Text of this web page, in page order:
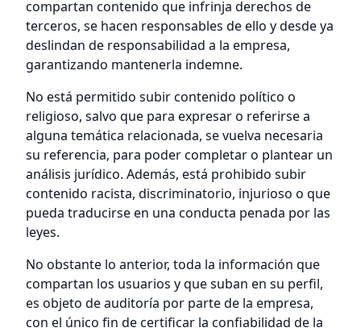
compartan contenido que infrinja derechos de
terceros, se hacen responsables de ello y desde ya
deslindan de responsabilidad a la empresa,
garantizando mantenerla indemne.
No está permitido subir contenido político o
religioso, salvo que para expresar o referirse a
alguna temática relacionada, se vuelva necesaria
su referencia, para poder completar o plantear un
análisis jurídico. Además, está prohibido subir
contenido racista, discriminatorio, injurioso o que
pueda traducirse en una conducta penada por las
leyes.
No obstante lo anterior, toda la información que
compartan los usuarios y que suban en su perfil,
es objeto de auditoría por parte de la empresa,
con el único fin de certificar la confiabilidad de la